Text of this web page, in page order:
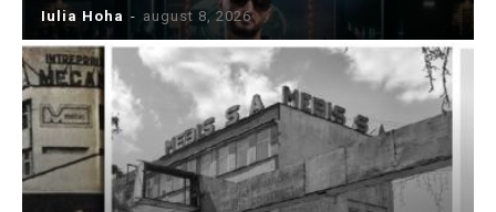
Iulia Hoha - august 8, 2026